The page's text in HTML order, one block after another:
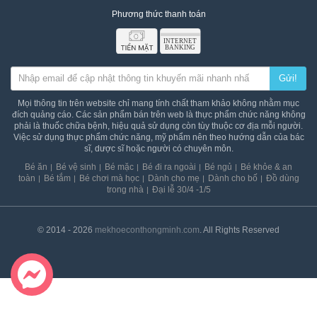
Bé
mà
học
mẹ
cho
dùng
trong
nhà
Phương thức thanh toán
Gửi!
Mọi thông tin trên website chỉ mang tính chất tham khảo không nhằm mục
đích quảng cáo. Các sản phẩm bán trên web là thực phẩm chức năng không
phải là thuốc chữa bệnh, hiệu quả sử dụng còn tùy thuộc cơ địa mỗi người.
Việc sử dụng thực phẩm chức năng, mỹ phẩm nên theo hướng dẫn của bác
sĩ, dược sĩ hoặc người có chuyên môn.
Bé ăn
Bé vệ sinh Bé mặc Bé đi ra ngoài Bé ngủ
Bé khỏe & an
toàn
Bé tắm Bé chơi mà học Dành cho mẹ Dành cho bố
Đồ dùng
trong nhà
Đại lễ 30/4 -1/5
© 2014 - 2026 mekhoeconthongminh.com . All Rights Reserved